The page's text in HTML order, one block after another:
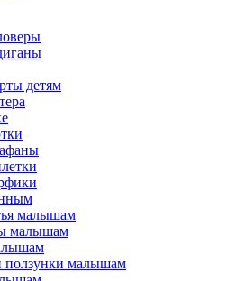
детям
малышам
малышам
малышам